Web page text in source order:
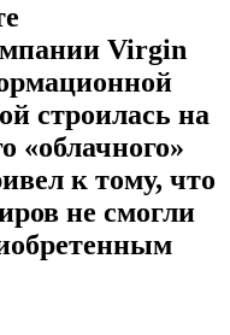
Virgin
строилась на
«облачного»
к тому, что
не смогли